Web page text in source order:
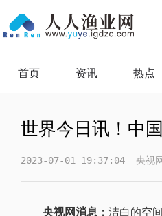
首页 资讯 热点
世界今日讯！中
2023-07-01 19:37:04 央视
央视网消息： 洁白的空